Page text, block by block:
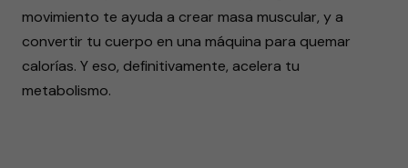
movimiento te ayuda a crear masa muscular, y a
convertir tu cuerpo en una máquina para quemar
calorías. Y eso, definitivamente, acelera tu
metabolismo.